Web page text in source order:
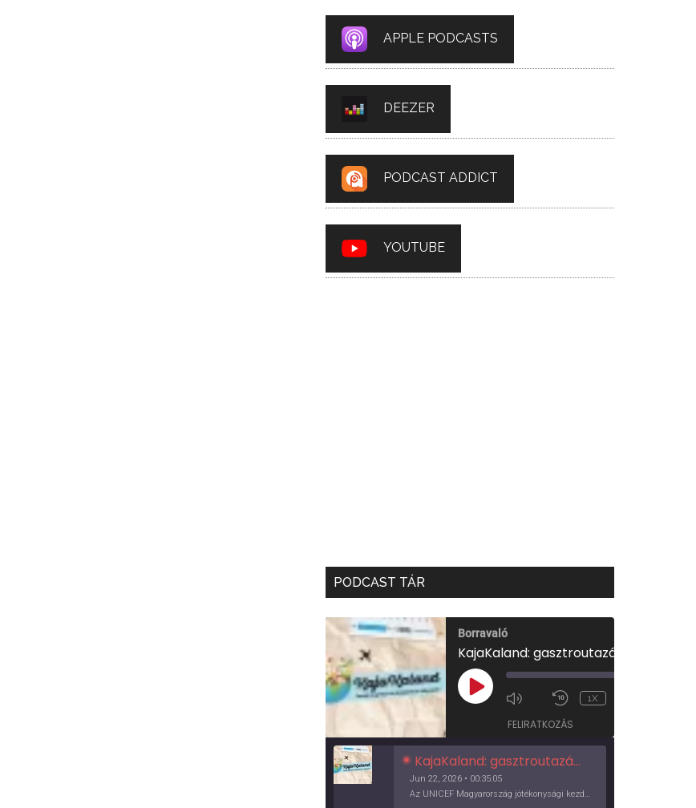
APPLE PODCASTS
DEEZER
PODCAST ADDICT
YOUTUBE
PODCAST TÁR
Borravaló
PLAY
EPISODE
1X
FELIRATKOZÁS
KajaKaland: gasztroutazás a föld körül
Jun 22, 2026 • 00:35:05
Az UNICEF Magyarország jótékonysági kezdeményezése izgalmas, egész éves világkörüli ízutazásra hív, igazi családi program és gasztroedukáció, illetve segítség a rászorulóknak is egyben.